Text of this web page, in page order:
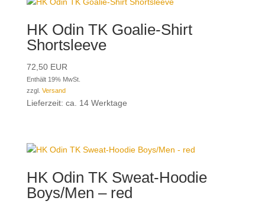
HK Odin TK Goalie-Shirt
Shortsleeve
72,50EUR
Enthält 19% MwSt.
zzgl. Versand
Lieferzeit: ca. 14 Werktage
HK Odin TK Sweat-Hoodie
Boys/Men – red